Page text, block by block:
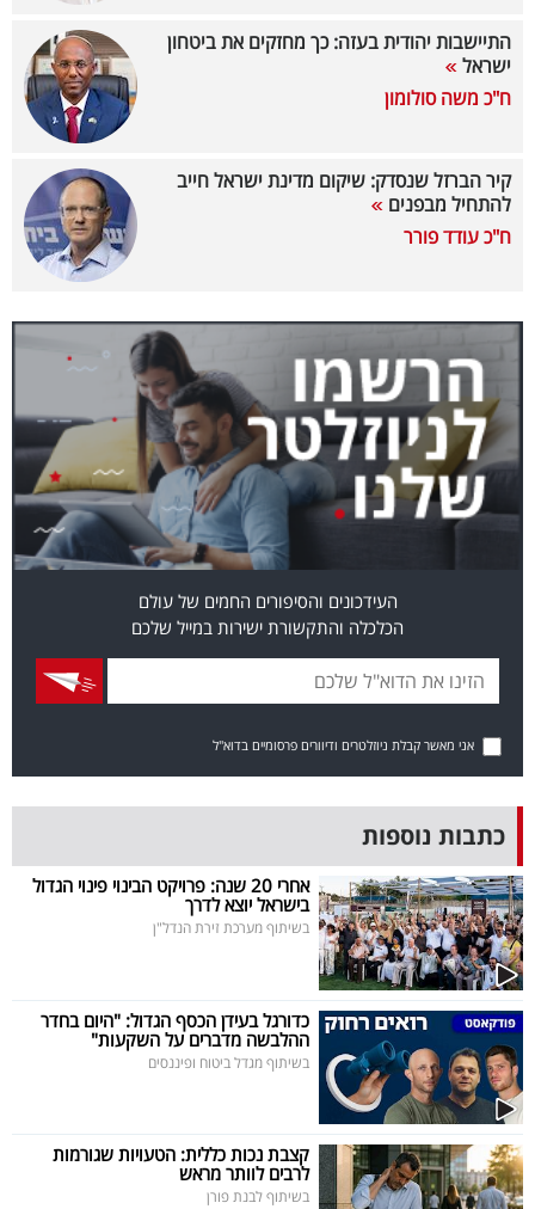
ניוזלטרים
מייל
אדום
אחרינו:
התיישבות יהודית בעזה: כך מחזקים את ביטחון
ישראל
ח"כ משה סולומון
קיר הברזל שנסדק: שיקום מדינת ישראל חייב
להתחיל מבפנים
ח"כ עודד פורר
העידכונים והסיפורים החמים של עולם
הכלכלה והתקשורת ישירות במייל שלכם
אני מאשר קבלת ניוזלטרים ודיוורים פרסומיים בדוא"ל
כתבות נוספות
אחרי 20 שנה: פרויקט הבינוי פינוי הגדול
בישראל יוצא לדרך
בשיתוף מערכת זירת הנדל"ן
כדורגל בעידן הכסף הגדול: "היום בחדר
ההלבשה מדברים על השקעות"
בשיתוף מגדל ביטוח ופיננסים
קצבת נכות כללית: הטעויות שגורמות
לרבים לוותר מראש
בשיתוף לבנת פורן